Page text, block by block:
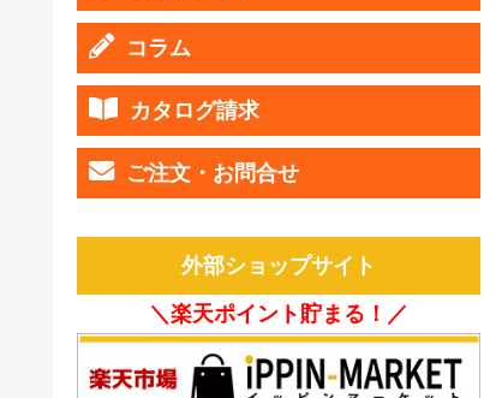
コラム
カタログ請求
ご注文・お問合せ
外部ショップサイト
＼楽天ポイント貯まる！／